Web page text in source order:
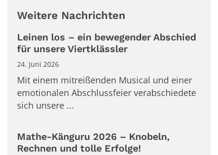
Weitere Nachrichten
Leinen los – ein bewegender Abschied
für unsere Viertklässler
24. Juni 2026
Mit einem mitreißenden Musical und einer
emotionalen Abschlussfeier verabschiedete
sich unsere ...
Mathe-Känguru 2026 – Knobeln,
Rechnen und tolle Erfolge!